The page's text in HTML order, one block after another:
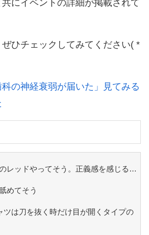
にイベントの詳細が掲載されて
ひチェックしてみてください( *
科の神経衰弱が届いた」見てみる
レッドやってそう。正義感を感じる…
めてそう
ツは刀を抜く時だけ目が開くタイプの